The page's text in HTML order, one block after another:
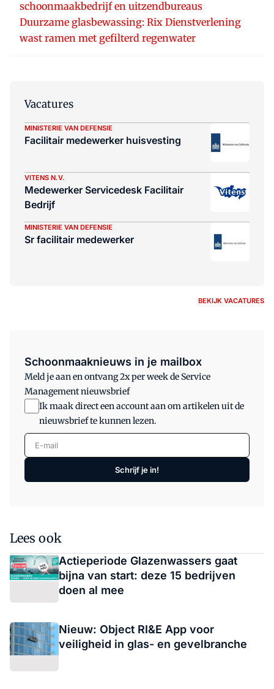
schoonmaakbedrijf en uitzendbureaus
Duurzame glasbewassing: Rix Dienstverlening
wast ramen met gefilterd regenwater
Vacatures
MINISTERIE VAN DEFENSIE
Facilitair medewerker huisvesting
VITENS N.V.
Medewerker Servicedesk Facilitair
Bedrijf
MINISTERIE VAN DEFENSIE
Sr facilitair medewerker
BEKIJK VACATURES
Schoonmaaknieuws in je mailbox
Meld je aan en ontvang 2x per week de Service
Management nieuwsbrief
Ik maak direct een account aan om artikelen uit de
nieuwsbrief te kunnen lezen.
E-mail
Schrijf je in!
Lees ook
Actieperiode Glazenwassers gaat
bijna van start: deze 15 bedrijven
doen al mee
Nieuw: Object RI&E App voor
veiligheid in glas- en gevelbranche